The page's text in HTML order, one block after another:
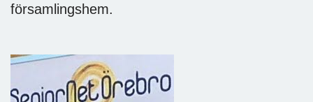
församlingshem.